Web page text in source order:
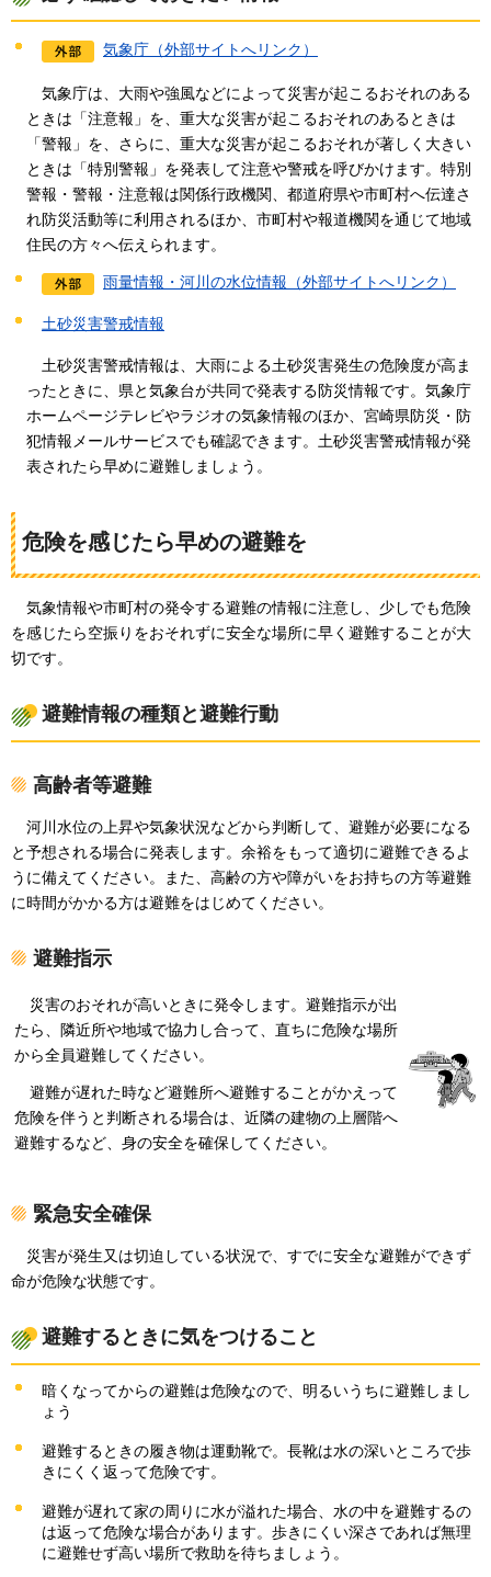
気象庁（外部サイトへリンク）
気象庁は、大雨や強風などによって災害が起こるおそれのある
ときは「注意報」を、重大な災害が起こるおそれのあるときは
「警報」を、さらに、重大な災害が起こるおそれが著しく大きい
ときは「特別警報」を発表して注意や警戒を呼びかけます。特別
警報・警報・注意報は関係行政機関、都道府県や市町村へ伝達さ
れ防災活動等に利用されるほか、市町村や報道機関を通じて地域
住民の方々へ伝えられます。
雨量情報・河川の水位情報（外部サイトへリンク）
土砂災害警戒情報
土砂災害警戒情報は、大雨による土砂災害発生の危険度が高ま
ったときに、県と気象台が共同で発表する防災情報です。気象庁
ホームページテレビやラジオの気象情報のほか、宮崎県防災・防
犯情報メールサービスでも確認できます。土砂災害警戒情報が発
表されたら早めに避難しましょう。
危険を感じたら早めの避難を
気象情報や市町村の発令する避難の情報に注意し、少しでも危険
を感じたら空振りをおそれずに安全な場所に早く避難することが大
切です。
避難情報の種類と避難行動
高齢者等避難
河川水位の上昇や気象状況などから判断して、避難が必要になる
と予想される場合に発表します。余裕をもって適切に避難できるよ
うに備えてください。また、高齢の方や障がいをお持ちの方等避難
に時間がかかる方は避難をはじめてください。
避難指示
災害のおそれが高いときに発令します。避難指示が出
たら、隣近所や地域で協力し合って、直ちに危険な場所
から全員避難してください。
避難が遅れた時など避難所へ避難することがかえって
危険を伴うと判断される場合は、近隣の建物の上層階へ
避難するなど、身の安全を確保してください。
緊急安全確保
災害が発生又は切迫している状況で、すでに安全な避難ができず
命が危険な状態です。
避難するときに気をつけること
暗くなってからの避難は危険なので、明るいうちに避難しまし
ょう
避難するときの履き物は運動靴で。長靴は水の深いところで歩
きにくく返って危険です。
避難が遅れて家の周りに水が溢れた場合、水の中を避難するの
は返って危険な場合があります。歩きにくい深さであれば無理
に避難せず高い場所で救助を待ちましょう。